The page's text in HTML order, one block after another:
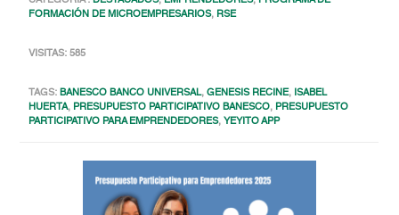
FORMACIÓN DE MICROEMPRESARIOS, RSE
VISITAS: 585
TAGS:BANESCO BANCO UNIVERSAL,GENESIS RECINE, ISABEL
HUERTA, PRESUPUESTO PARTICIPATIVO BANESCO, PRESUPUESTO
PARTICIPATIVO PARA EMPRENDEDORES, YEYITO APP